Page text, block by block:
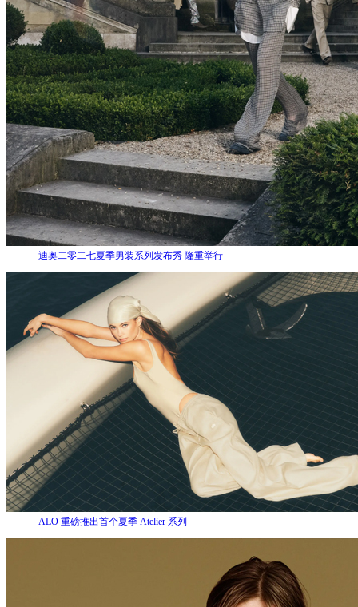
迪奥二零二七夏季男装系列发布秀 隆重举行
ALO 重磅推出首个夏季 Atelier 系列